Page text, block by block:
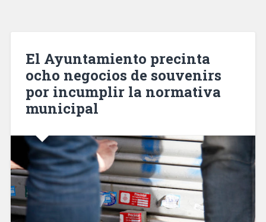
El Ayuntamiento precinta
ocho negocios de souvenirs
por incumplir la normativa
municipal